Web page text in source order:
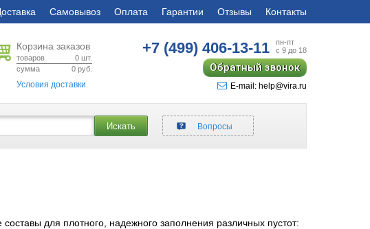
Самовывоз Оплата Гарантии Отзывы Контакты
Корзина заказов
товаров 0 шт.
сумма
0 руб.
Условия доставки
+7 (499)406-13-11
пн-пт
с 9 до 18
Обратный звонок
E-mail: help@vira.ru
Искать Вопросы
для плотного, надежного заполнения различных пустот: